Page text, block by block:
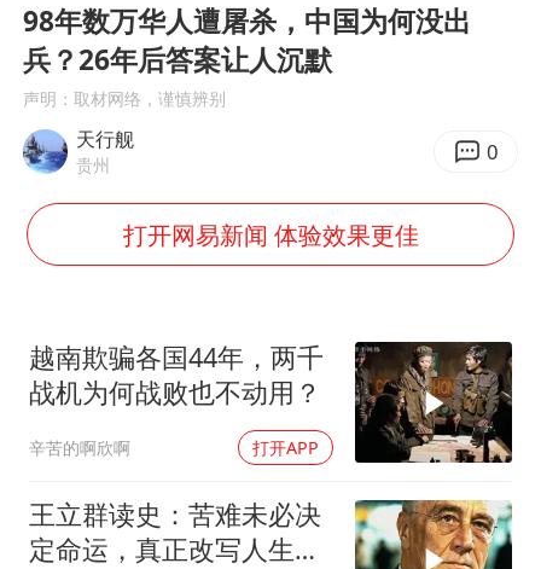
国防部：中国军队坚决反制任何闹海挑衅图谋
我国外贸延续良好增长态势
“新疆阿勒泰八月能滑雪”不实
胡彦斌韩磊 谁帮谁
胡彦斌获《歌手2026》歌王
秋天的第一杯奶茶到底有多火
夯实基础开新局
98年数万华人遭屠杀，中国为何没出
兵？26年后答案让人沉默
声明：取材网络，谨慎辨别
天行舰
贵州 0
打开网易新闻 体验效果更佳
越南欺骗各国44年，两千
战机为何战败也不动用？
辛苦的啊欣啊 打开APP
王立群读史：苦难未必决
定命运，真正改写人生的